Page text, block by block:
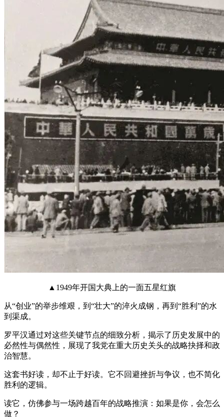
▲1949年开国大典上的一面五星红旗
从“创业”的举步维艰，到“壮大”的淬火成钢，再到“胜利”的水
到渠成。
罗平汉通过对这些关键节点的细致分析，揭示了历史发展中的
必然性与偶然性，展现了我党在重大历史关头的战略抉择和政
治智慧。
这套书好读，却不止于好读。它不回避挫折与争议，也不简化
胜利的逻辑。
读它，仿佛参与一场跨越百年的战略推演：如果是你，会怎么
做？